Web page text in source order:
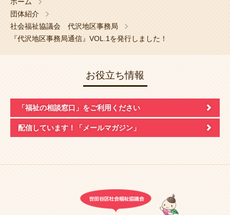
団体紹介
社会福祉協議会 代沢地区事務局
『代沢地区事務局通信』VOL.1を発行しました！
お役立ち情報
「福祉の相談窓口」 をご利用ください
配信しています！ 「メールマガジン」